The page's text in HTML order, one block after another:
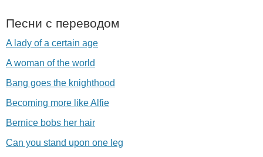
Песни с переводом
A lady of a certain age
A woman of the world
Bang goes the knighthood
Becoming more like Alfie
Bernice bobs her hair
Can you stand upon one leg